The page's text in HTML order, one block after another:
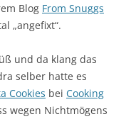
Blog From Snuggs
„angefixt“.
und da klang das
selber hatte es
Cookies bei Cooking
wegen Nichtmögens